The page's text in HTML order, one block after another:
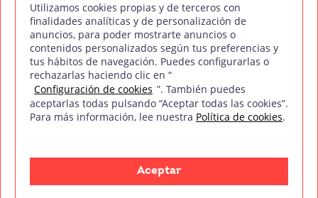
Síguenos en Redes Sociales
mm 2026
Política de privacidad Política de cookies
Aviso legal
Utilizamos cookies propias y de terceros con
finalidades analíticas y de personalización de
anuncios, para poder mostrarte anuncios o
contenidos personalizados según tus preferencias y
tus hábitos de navegación. Puedes configurarlas o
rechazarlas haciendo clic en “
Configuración de cookies ”. También puedes
aceptarlas todas pulsando “Aceptar todas las cookies”.
Para más información, lee nuestra Política de cookies.
Aceptar